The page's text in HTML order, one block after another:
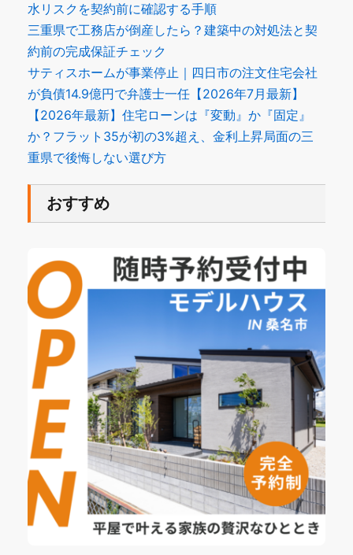
水リスクを契約前に確認する手順
三重県で工務店が倒産したら？建築中の対処法と契
約前の完成保証チェック
サティスホームが事業停止｜四日市の注文住宅会社
が負債14.9億円で弁護士一任【2026年7月最新】
【2026年最新】住宅ローンは『変動』か『固定』
か？フラット35が初の3%超え、金利上昇局面の三
重県で後悔しない選び方
おすすめ